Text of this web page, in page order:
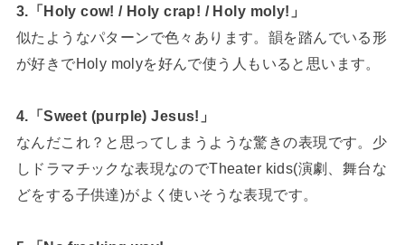
3.「Holy cow! / Holy crap! / Holy moly!」
似たようなパターンで色々あります。韻を踏んでいる形
が好きでHoly molyを好んで使う人もいると思います。
4.「Sweet (purple) Jesus!」
なんだこれ？と思ってしまうような驚きの表現です。少
しドラマチックな表現なのでTheater kids(演劇、舞台な
どをする子供達)がよく使いそうな表現です。